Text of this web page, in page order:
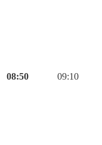
08:50 09:10